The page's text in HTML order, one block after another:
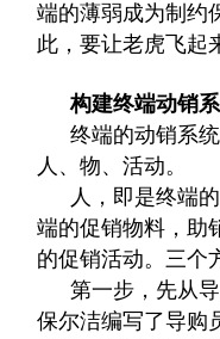
端的薄弱成为制约
此，要让老虎飞起
构建终端动销
终端的动销系
人、物、活动。
人，即是终端
端的促销物料，助
的促销活动。三个
第一步，先从
保尔洁编写了导购